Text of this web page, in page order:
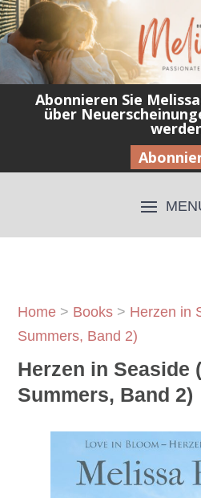
Abonnieren Sie
über
Home > Books > Herzen in
Summers, Band 2)
Herzen in Seaside
Summers, Band 2)